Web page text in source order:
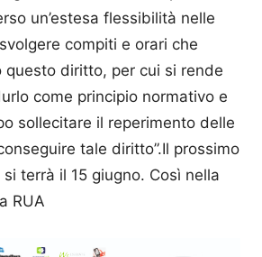
un’estesa flessibilità nelle
compiti e orari che
questo diritto, per cui si rende
come principio normativo e
sollecitare il reperimento delle
tale diritto”.Il prossimo
si terrà il 15 giugno. Così nella
RUA